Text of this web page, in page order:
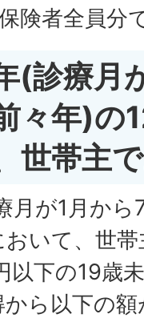
険者全員分
(診療月
々年)の
世帯主
月が1月か
おいて、世
以下の19歳
から以下の